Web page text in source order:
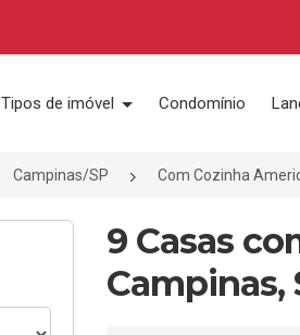
Tipos de imóvel Condomínio
Campinas/SP Com Cozinha
9 Casas
Campinas,